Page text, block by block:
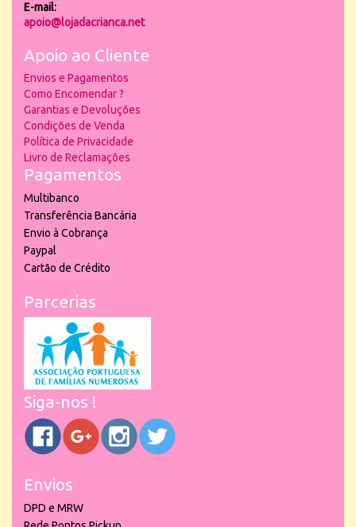
E-mail:
apoio@lojadacrianca.net
Apoio ao Cliente
Envios e Pagamentos
Como Encomendar ?
Garantias e Devoluções
Condições de Venda
Política de Privacidade
Livro de Reclamações
Pagamentos
Multibanco
Transferência Bancária
Envio à Cobrança
Paypal
Cartão de Crédito
Parcerias
Siga-nos !
Envios
DPD e MRW